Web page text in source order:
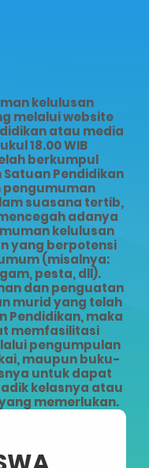
kelulusan
melalui website
atau media
18.00 WIB
berkumpul
Pendidikan
pengumuman
suasana tertib,
adanya
kelulusan
yang berpotensi
(misalnya:
pesta, dll).
dan penguatan
murid yang telah
Pendidikan, maka
memfasilitasi
pengumpulan
maupun buku-
untuk dapat
kelasnya atau
memerlukan.